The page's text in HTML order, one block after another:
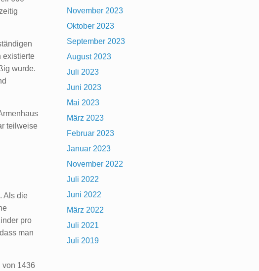
existierte
wurde.
teilweise
Als die
pro
man
1436
November 2023
Oktober 2023
September 2023
August 2023
Juli 2023
Juni 2023
Mai 2023
März 2023
Februar 2023
Januar 2023
November 2022
Juli 2022
Juni 2022
März 2022
Juli 2021
Juli 2019